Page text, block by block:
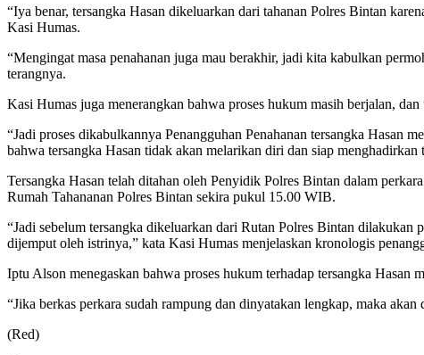
“Iya benar, tersangka Hasan dikeluarkan dari tahanan Polres Bintan
Kasi Humas.
“Mengingat masa penahanan juga mau berakhir, jadi kita kabulkan
terangnya.
Kasi Humas juga menerangkan bahwa proses hukum masih berjalan,
“Jadi proses dikabulkannya Penangguhan Penahanan tersangka Hasan
bahwa tersangka Hasan tidak akan melarikan diri dan siap
Tersangka Hasan telah ditahan oleh Penyidik Polres Bintan dalam
Rumah Tahananan Polres Bintan sekira pukul 15.00 WIB.
“Jadi sebelum tersangka dikeluarkan dari Rutan Polres Bintan dilakukan
dijemput oleh istrinya,” kata Kasi Humas menjelaskan kronologis
Iptu Alson menegaskan bahwa proses hukum terhadap tersangka Hasan
“Jika berkas perkara sudah rampung dan dinyatakan lengkap, maka
(Red)